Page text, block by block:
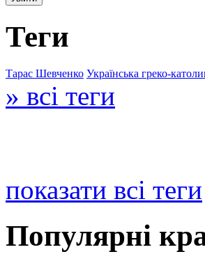
Теги
Тарас Шевченко Українська греко-
» всі теги
показати всі теги
Популярні